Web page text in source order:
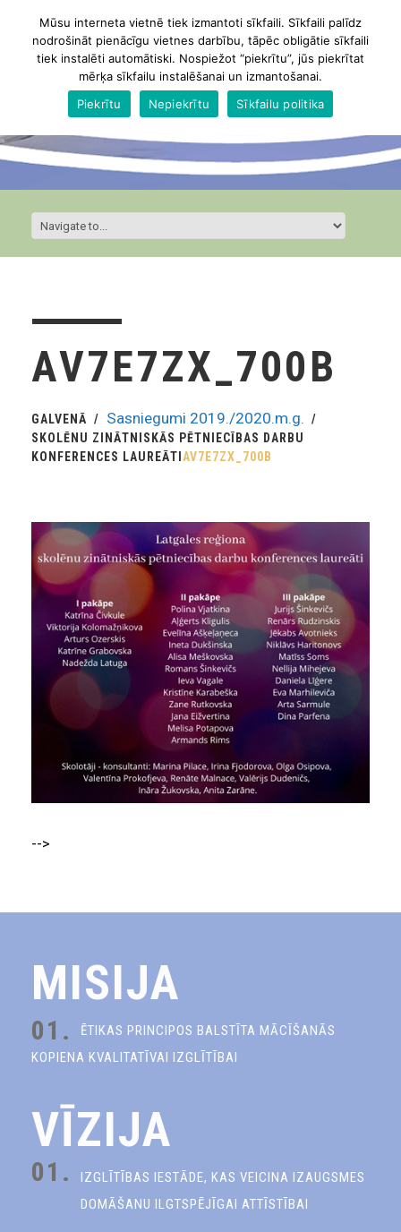
AV7E7ZX_700B
GALVENĀ Sasniegumi 2019./2020.m.g.
SKOLĒNU ZINĀTNISKĀS PĒTNIECĪBAS DARBU
KONFERENCES LAUREĀTI AV7E7ZX_700B
-->
MISIJA
01.
ĒTIKAS PRINCIPOS BALSTĪTA MĀCĪŠANĀS
KOPIENA KVALITATĪVAI IZGLĪTĪBAI
VĪZIJA
01.
IZGLĪTĪBAS IESTĀDE, KAS VEICINA IZAUGSMES
DOMĀŠANU ILGTSPĒJĪGAI ATTĪSTĪBAI
Mūsu interneta vietnē tiek izmantoti sīkfaili. Sīkfaili palīdz
nodrošināt pienācīgu vietnes darbību, tāpēc obligātie sīkfaili
tiek instalēti automātiski. Nospiežot “piekrītu”, jūs piekrītat
mērķa sīkfailu instalēšanai un izmantošanai.
Piekrītu
Nepiekrītu Sīkfailu politika